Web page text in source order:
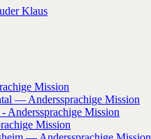
Klaus
Mission
— Anderssprachige Mission
Anderssprachige Mission
Mission